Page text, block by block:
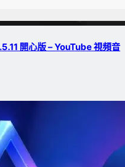
開心版 – YouTube 視頻音